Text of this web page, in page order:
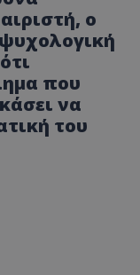
ο
που
να
του